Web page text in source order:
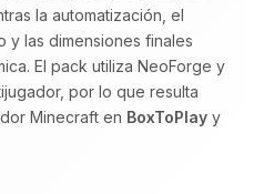
la automatización, el
y las dimensiones finales
El pack utiliza NeoForge y
por lo que resulta
Minecraft en BoxToPlay y